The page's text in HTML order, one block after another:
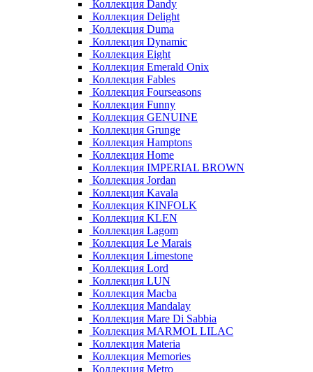
Коллекция Dandy
Коллекция Delight
Коллекция Duma
Коллекция Dynamic
Коллекция Eight
Коллекция Emerald Onix
Коллекция Fables
Коллекция Fourseasons
Коллекция Funny
Коллекция GENUINE
Коллекция Grunge
Коллекция Hamptons
Коллекция Home
Коллекция IMPERIAL BROWN
Коллекция Jordan
Коллекция Kavala
Коллекция KINFOLK
Коллекция KLEN
Коллекция Lagom
Коллекция Le Marais
Коллекция Limestone
Коллекция Lord
Коллекция LUN
Коллекция Macba
Коллекция Mandalay
Коллекция Mare Di Sabbia
Коллекция MARMOL LILAC
Коллекция Materia
Коллекция Memories
Коллекция Metro